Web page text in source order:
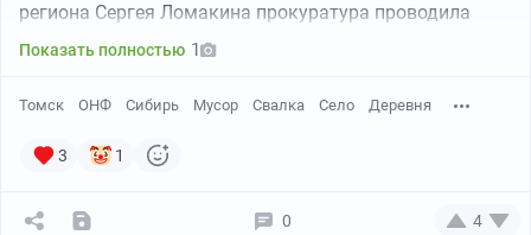
региона Сергея Ломакина прокуратура проводила
проверку по сигналу Народного фронта. На тот
судебных приставов находилось решение суда по иску
огромной свалки площадью 6 тыс. кв. метров.
Кроме того, прокуратура выяснила, что в селе Гусево
Показать полностью 1
Томск ОНФ Сибирь Мусор Свалка Село Деревня
3 1
0 4